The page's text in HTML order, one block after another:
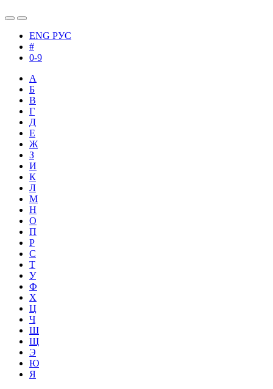
ENG РУС
#
0-9
А
Б
В
Г
Д
Е
Ж
З
И
К
Л
М
Н
О
П
Р
С
Т
У
Ф
Х
Ц
Ч
Ш
Щ
Э
Ю
Я